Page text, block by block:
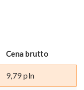
Cena brutto
9,79pln